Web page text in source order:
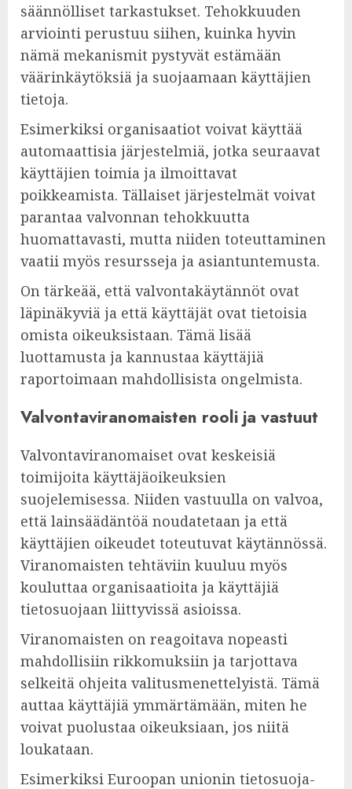
säännölliset tarkastukset. Tehokkuuden
arviointi perustuu siihen, kuinka hyvin
nämä mekanismit pystyvät estämään
väärinkäytöksiä ja suojaamaan käyttäjien
tietoja.
Esimerkiksi organisaatiot voivat käyttää
automaattisia järjestelmiä, jotka seuraavat
käyttäjien toimia ja ilmoittavat
poikkeamista. Tällaiset järjestelmät voivat
parantaa valvonnan tehokkuutta
huomattavasti, mutta niiden toteuttaminen
vaatii myös resursseja ja asiantuntemusta.
On tärkeää, että valvontakäytännöt ovat
läpinäkyviä ja että käyttäjät ovat tietoisia
omista oikeuksistaan. Tämä lisää
luottamusta ja kannustaa käyttäjiä
raportoimaan mahdollisista ongelmista.
Valvontaviranomaisten rooli ja vastuut
Valvontaviranomaiset ovat keskeisiä
toimijoita käyttäjäoikeuksien
suojelemisessa. Niiden vastuulla on valvoa,
että lainsäädäntöä noudatetaan ja että
käyttäjien oikeudet toteutuvat käytännössä.
Viranomaisten tehtäviin kuuluu myös
kouluttaa organisaatioita ja käyttäjiä
tietosuojaan liittyvissä asioissa.
Viranomaisten on reagoitava nopeasti
mahdollisiin rikkomuksiin ja tarjottava
selkeitä ohjeita valitusmenettelyistä. Tämä
auttaa käyttäjiä ymmärtämään, miten he
voivat puolustaa oikeuksiaan, jos niitä
loukataan.
Esimerkiksi Euroopan unionin tietosuoja-